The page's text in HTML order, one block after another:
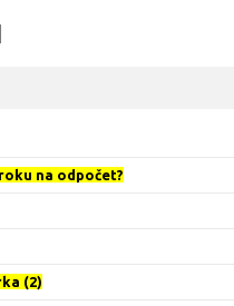
na odpočet?
(2)